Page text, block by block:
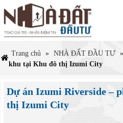
Trang chủ » NHÀ ĐẤT ĐẦU TƯ
khu tại Khu đô thị Izumi City
Dự án Izumi Riverside –
thị Izumi City